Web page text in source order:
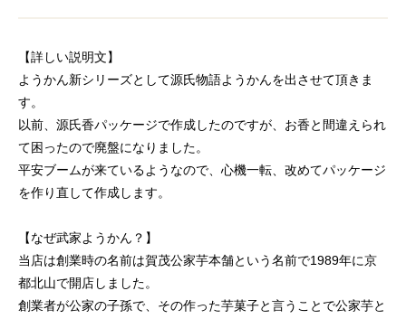
【詳しい説明文】
ようかん新シリーズとして源氏物語ようかんを出させて頂きま
す。
以前、源氏香パッケージで作成したのですが、お香と間違えられ
て困ったので廃盤になりました。
平安ブームが来ているようなので、心機一転、改めてパッケージ
を作り直して作成します。
【なぜ武家ようかん？】
当店は創業時の名前は賀茂公家芋本舗という名前で1989年に京
都北山で開店しました。
創業者が公家の子孫で、その作った芋菓子と言うことで公家芋と